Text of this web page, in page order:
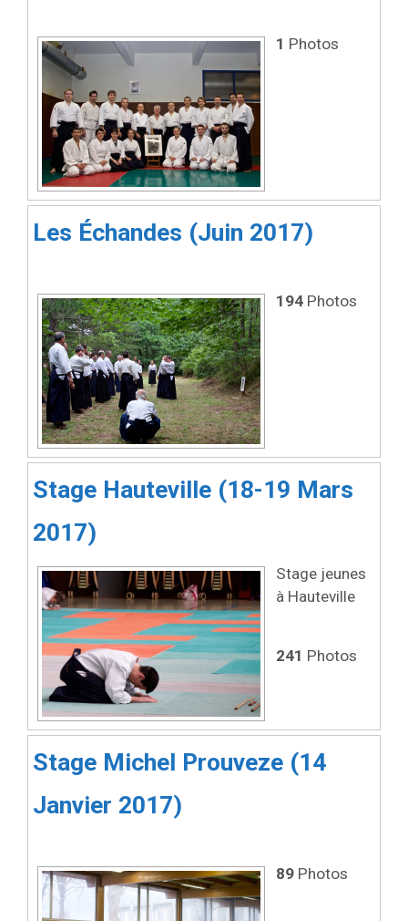
1 Photos
Les Échandes (Juin 2017)
194 Photos
Stage Hauteville (18-19 Mars
2017)
Stage jeunes
à Hauteville
241 Photos
Stage Michel Prouveze (14
Janvier 2017)
89 Photos